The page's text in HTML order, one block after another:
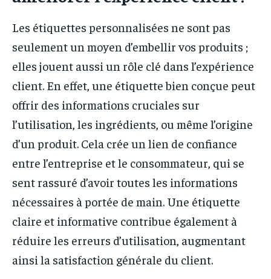
Les étiquettes personnalisées ne sont pas
seulement un moyen d’embellir vos produits ;
elles jouent aussi un rôle clé dans l’expérience
client. En effet, une étiquette bien conçue peut
offrir des informations cruciales sur
l’utilisation, les ingrédients, ou même l’origine
d’un produit. Cela crée un lien de confiance
entre l’entreprise et le consommateur, qui se
sent rassuré d’avoir toutes les informations
nécessaires à portée de main. Une étiquette
claire et informative contribue également à
réduire les erreurs d’utilisation, augmentant
ainsi la satisfaction générale du client.